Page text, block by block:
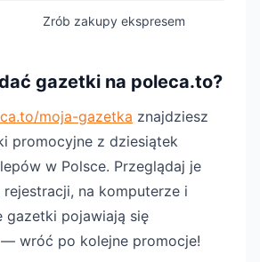
Zrób zakupy ekspresem
gazetki na poleca.to?
moja-gazetka znajdziesz
promocyjne z dziesiątek
w Polsce. Przeglądaj je
rejestracji, na komputerze i
gazetki pojawiają się
wróć po kolejne promocje!